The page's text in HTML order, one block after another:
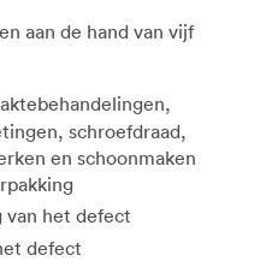
aan de hand van vijf
schroefdraad,
en schoonmaken
van het defect
defect